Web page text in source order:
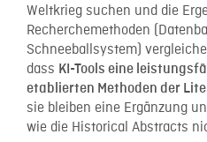
Weltkrieg suchen und die
Recherchemethoden
Schneeballsystem)
dass KI-Tools eine
etablierten Methoden der
sie bleiben eine Ergänzung
wie die Historical Abstracts